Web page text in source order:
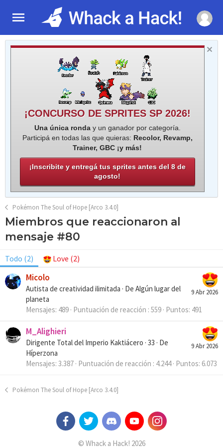
¡CONCURSO DE SPRITES SP 2026!
Una única ronday un ganador por categoría.
Participá en todas las que quieras: Recolor, Revamp,
Trainer, GBC ¡y más!
¡Inscribite y entregá tus sprites antes del 8 de
agosto!
Pokémon The Soul of Hope [Arco 3.4.0]
Miembros que reaccionaron al
mensaje #80
Todo (2) Love (2)
9 Abr 2026
Micolo
Autista de creatividad ilimitada · De Algún lugar del
planeta
Mensajes 489 Puntuación de reacción 559 Puntos 491
9 Abr 2026
M_Alighieri
Dirigente Total del Imperio Kaktiácero · 33 · De
Híperzona
Mensajes 3.387 Puntuación de reacción 4.244 Puntos 6.073
Pokémon The Soul of Hope [Arco 3.4.0]
© Whack a Hack! 2026